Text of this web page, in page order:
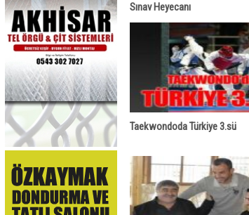
Sınav Heyecanı
Taekwondoda Türkiye 3.sü